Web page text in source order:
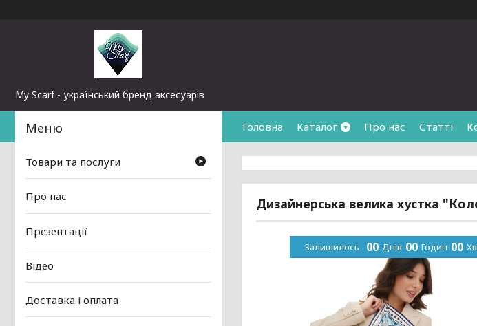
My Scarf - український бренд аксесуарів
Головна Каталог Про нас Статті
Дизайнерська велика хустка
Залишилось 00 Днів 00 Годин 00
Товари та послуги
Про нас
Презентації
Відео
Доставка і оплата